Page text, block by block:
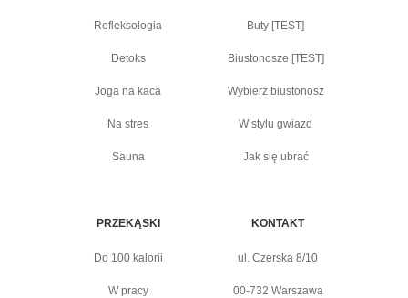
Refleksologia
Detoks
Joga na kaca
Na stres
Sauna
Buty [TEST]
Biustonosze [TEST]
Wybierz biustonosz
W stylu gwiazd
Jak się ubrać
PRZEKĄSKI
Do 100 kalorii
W pracy
KONTAKT
ul. Czerska 8/10
00-732 Warszawa